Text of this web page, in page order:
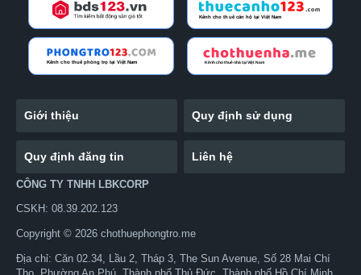
Giới thiệu Quy định sử dụng
Quy định đăng tin Liên hệ
CÔNG TY TNHH LBKCORP
CSKH: 08.39.202.123
Copyright © 2026 chothuephongtro.me
Địa chỉ: Căn 02.34, Lầu 2, Tháp 3, The Sun Avenue, Số 28 Mai Chí